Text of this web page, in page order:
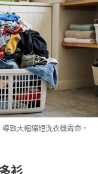
致大幅縮短洗衣機壽命。